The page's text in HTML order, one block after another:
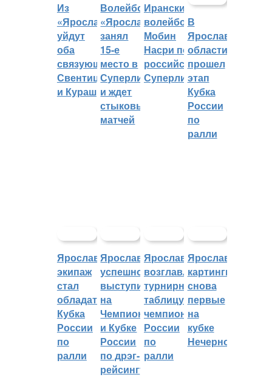
Из
«Ярославича»
уйдут
оба
связующих:
Свентицкис
и Кураш
Волейбольный
«Ярославич»
занял
15-е
место в
Суперлиге
и ждет
стыковых
матчей
Иранский
волейболист
Мобин
Насри покинет
российскую
Суперлигу
В
Ярославской
области
прошел
этап
Кубка
России
по
ралли
Ярославский
экипаж
стал
обладателем
Кубка
России
по
ралли
Ярославцы
успешно
выступили
на
Чемпионате
и Кубке
России
по дрэг-
рейсингу
Ярославцы
возглавляют
турнирную
таблицу
чемпионата
России
по
ралли
Ярославские
картингисты
снова
первые
на
кубке
Нечерноземья